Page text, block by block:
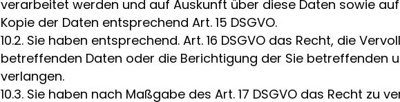
verarbeitet werden und auf Auskunft über diese Daten sowie
Kopie der Daten entsprechend Art. 15 DSGVO.
10.2. Sie haben entsprechend. Art. 16 DSGVO das Recht, die
betreffenden Daten oder die Berichtigung der Sie betreffenden
verlangen.
10.3. Sie haben nach Maßgabe des Art. 17 DSGVO das Recht zu